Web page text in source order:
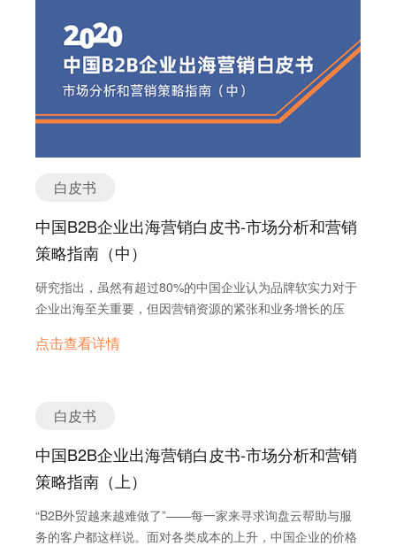
白皮书
中国B2B企业出海营销白皮书-市场分析和营销
策略指南（中）
研究指出，虽然有超过80%的中国企业认为品牌软实力对于
企业出海至关重要，但因营销资源的紧张和业务增长的压
视了对品牌的长期投入。
点击查看详情
白皮书
中国B2B企业出海营销白皮书-市场分析和营销
策略指南（上）
“B2B外贸越来越难做了”——每一家来寻求询盘云帮助与服
务的客户都这样说。面对各类成本的上升，中国企业的价格